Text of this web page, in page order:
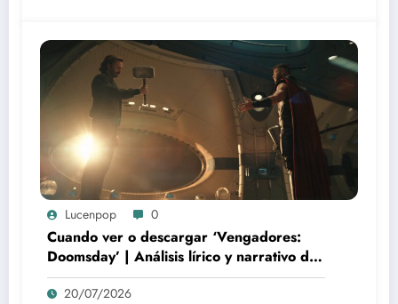
Lucenpop 0
Cuando ver o descargar ‘Vengadores:
Doomsday’ | Análisis lírico y narrativo del
nuevo Vengadores: Doomsday
20/07/2026